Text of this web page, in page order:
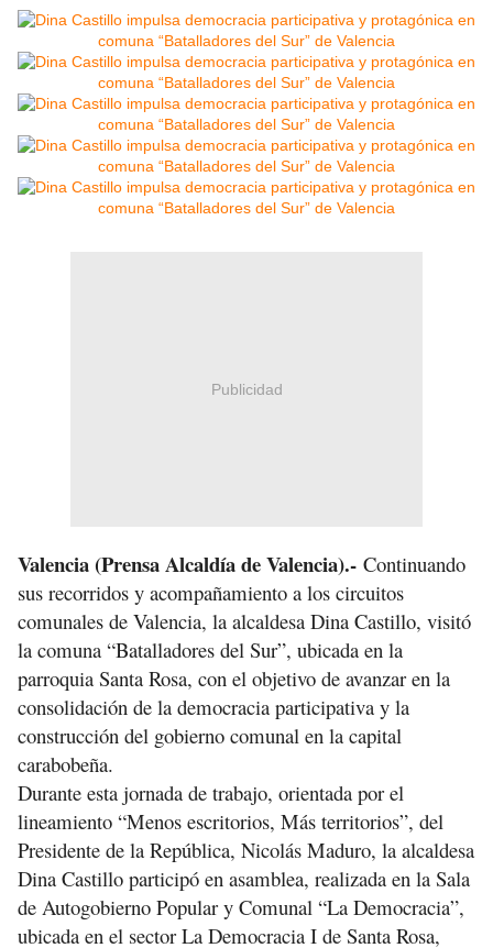
Publicidad
Valencia (Prensa Alcaldía de Valencia).- Continuando
sus recorridos y acompañamiento a los circuitos
comunales de Valencia, la alcaldesa Dina Castillo, visitó
la comuna “Batalladores del Sur”, ubicada en la
parroquia Santa Rosa, con el objetivo de avanzar en la
consolidación de la democracia participativa y la
construcción del gobierno comunal en la capital
carabobeña.
Durante esta jornada de trabajo, orientada por el
lineamiento “Menos escritorios, Más territorios”, del
Presidente de la República, Nicolás Maduro, la alcaldesa
Dina Castillo participó en asamblea, realizada en la Sala
de Autogobierno Popular y Comunal “La Democracia”,
ubicada en el sector La Democracia I de Santa Rosa,